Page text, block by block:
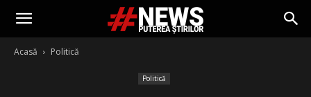
Acasă Politică
Politică